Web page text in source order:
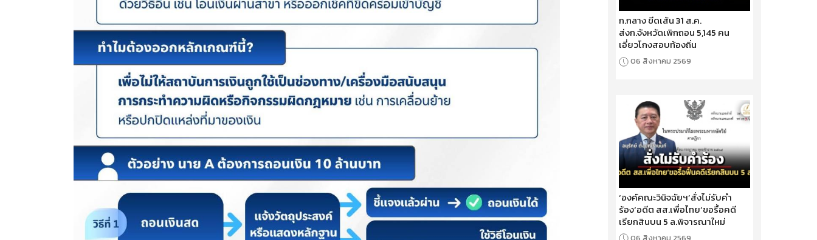
ก.กลาง ขีดเส้น 31 ส.ค.
ส่งก.จังหวัดเพิกถอน 5,145 คน
เอี่ยวโกงสอบท้องถิ่น
06 สิงหาคม 2569
‘องค์คณะวินิจฉัยฯ’สั่งไม่รับคำ
ร้อง‘อดีต สส.เพื่อไทย’ขอรื้อคดี
เรียกสินบน 5 ล.พิจารณาใหม่
06 สิงหาคม 2569